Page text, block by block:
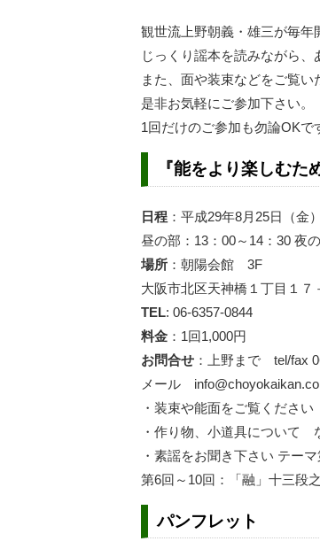
観世流上野朝義・雄三が毎年
じっくり謡本を読みながら、
また、面や装束などをご覧い
是非お気軽にご参加下さい。
1回だけのご参加も勿論OKで
『能をより楽しむ
日程 ：平成29年8月25日（金）
昼の部：13：00～14：30 夜
場所 ：朝陽会館 3F
大阪市北区天神橋１丁目１７
TEL: 06-6357-0844
料金 ：1回1,000円
お問合せ ：上野まで tel/fax
メール
・装束や能面をご覧ください
・作り物、小道具について
・素謡をお聞き下さい テー
第6回～10回：「融」十三段
パンフレット